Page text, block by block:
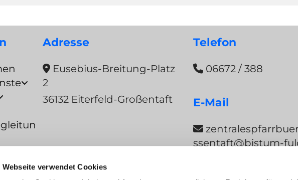
Webseite verwendet Cookies
Adresse
 Eusebius-Breitung-Platz
2
36132 Eiterfeld-Großentaft
Telefon
06672 / 388
E-Mail

ssentaft@bistum-